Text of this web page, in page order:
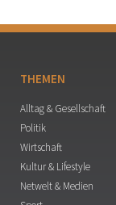
THEMEN
Alltag & Gesellschaft
Politik
Wirtschaft
Kultur & Lifestyle
Netwelt & Medien